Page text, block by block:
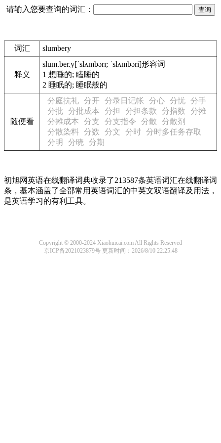
请输入您要查询的词汇：
词汇 slumbery
释义
slum.ber.y[`slʌmbərɪ; ˈslʌmbəri]形容词
1 想睡的; 瞌睡的
2 睡眠的; 睡眠般的
随便看
分庭抗礼 分开 分录日记帐 分心 分忧 分手
分批
分批成本 分担 分担条款 分指数
分摊
分摊成本
分支 分支指令 分散
分散剂
分散染料
分数 分文 分时
分时多任务存取
分明
分晓 分期
初旭网英语在线翻译词典收录了213587条英语词汇在线翻译词
条，基本涵盖了全部常用英语词汇的中英文双语翻译及用法，
是英语学习的有利工具。
Copyright © 2000-2024 Xiaohuicai.com All Rights Reserved
京ICP备2021023879号更新时间：2026/8/10 22:25:48